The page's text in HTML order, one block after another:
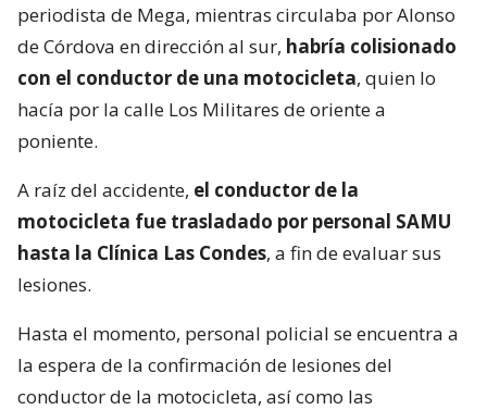
periodista de Mega, mientras circulaba por Alonso
de Córdova en dirección al sur, habría colisionado
con el conductor de una motocicleta, quien lo
hacía por la calle Los Militares de oriente a
poniente.
A raíz del accidente, el conductor de la
motocicleta fue trasladado por personal SAMU
hasta la Clínica Las Condes, a fin de evaluar sus
lesiones.
Hasta el momento, personal policial se encuentra a
la espera de la confirmación de lesiones del
conductor de la motocicleta, así como las